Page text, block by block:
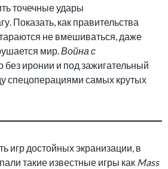
точечные удары
Показать, как правительства
не вмешиваться, даже
мир.Война с
без иронии и под зажигательный
спецоперациями самых крутых
игр достойных экранизации, в
такие известные игры как Mass